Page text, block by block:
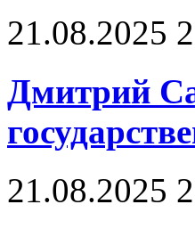
21.08.2025
Дмитрий
21.08.2025